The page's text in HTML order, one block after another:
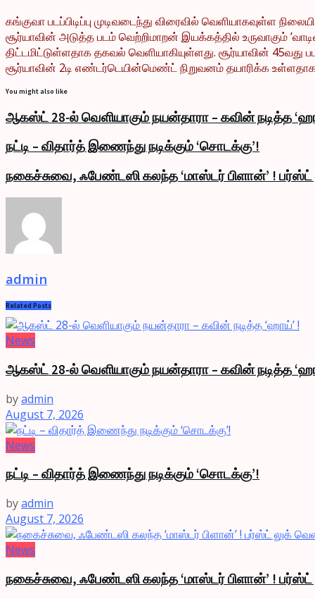
கங்குவா படப்பிடிப்பு முடிவடைந்து விரைவில் வெளியாகவுள்ள
சூர்யாவின் அடுத்த படம் வெற்றிமாறன் இயக்கத்தில் உருவாகும்
திட்டமிட்டுள்ளதாக தகவல் வெளியாகியுள்ளது. சூர்யாவின் 45வது
சூர்யாவின் 2டி எண்டர்டெயின்மெண்ட் நிறுவனம் தயாரிக்க
You might also like
ஆகஸ்ட் 28-ல் வெளியாகும் நயன்தாரா – கவின் நடித்த
நட்டி – விதார்த் இணைந்து நடிக்கும் ‘சொடக்கு’!
நகைச்சுவை, ஃபேண்டஸி கலந்த ‘மாஸ்டர் பிளான்’ ! பர்ஸ்ட்
admin
Related Posts
News
ஆகஸ்ட் 28-ல் வெளியாகும் நயன்தாரா – கவின் நடித்த
byadmin
August 7, 2026
News
நட்டி – விதார்த் இணைந்து நடிக்கும் ‘சொடக்கு’!
byadmin
August 7, 2026
News
நகைச்சுவை, ஃபேண்டஸி கலந்த ‘மாஸ்டர் பிளான்’ ! பர்ஸ்ட்